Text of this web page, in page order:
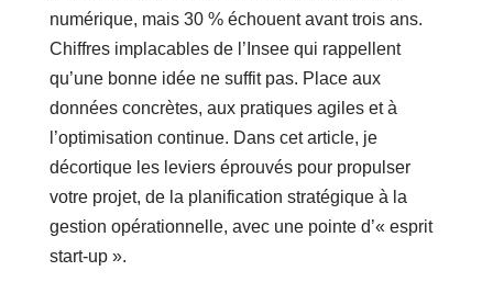
numérique, mais 30 % échouent avant trois ans.
Chiffres implacables de l’Insee qui rappellent
qu’une bonne idée ne suffit pas. Place aux
données concrètes, aux pratiques agiles et à
l’optimisation continue. Dans cet article, je
décortique les leviers éprouvés pour propulser
votre projet, de la planification stratégique à la
gestion opérationnelle, avec une pointe d’« esprit
start-up ».